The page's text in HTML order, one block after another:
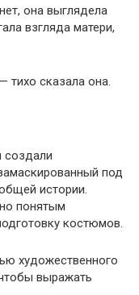
она выглядела
взгляда матери,
тихо сказала она.
создали
под
истории.
понятым
костюмов.
художественного
выражать